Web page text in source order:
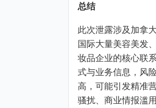
总结
此次泄露涉及加拿
国际大量美容美发
妆品企业的核心联
式与业务信息，风
高，可能引发精准
骚扰、商业情报滥